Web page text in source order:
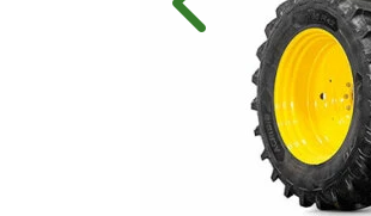
Anterior